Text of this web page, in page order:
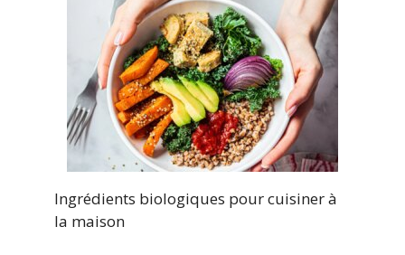
Ingrédients biologiques pour cuisiner à
la maison